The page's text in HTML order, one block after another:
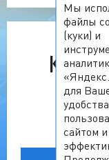
К
Мы
файлы
(куки) и
для
удобства
сайтом и